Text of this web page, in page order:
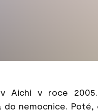
v Aichi v roce
nemocnice.